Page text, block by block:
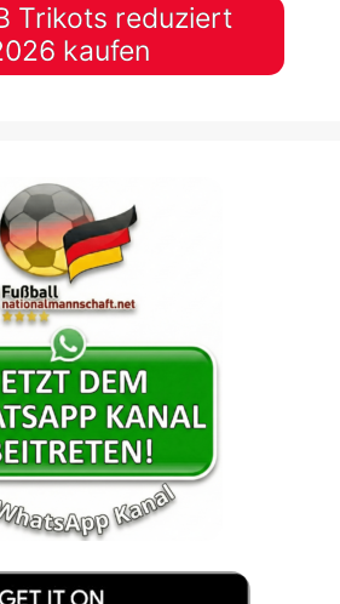
Trikots reduziert
kaufen